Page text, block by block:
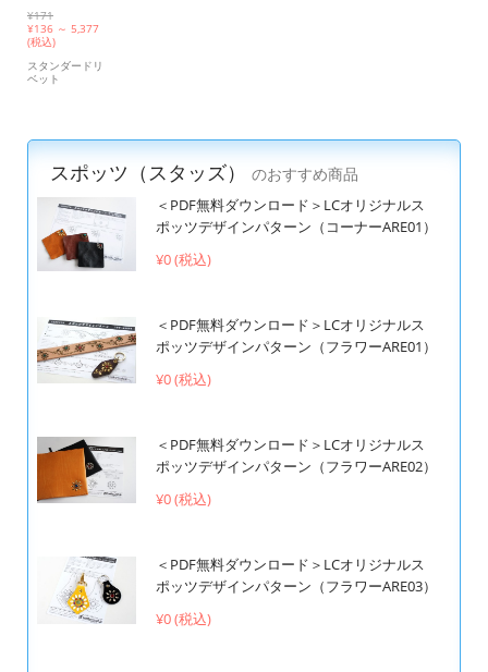
¥171
¥136 ～ 5,377
(税込)
スタンダードリ
ベット
スポッツ（スタッズ）
のおすすめ商品
＜PDF無料ダウンロード＞LCオリジナルス
ポッツデザインパターン（コーナーARE01）
¥0 (税込)
＜PDF無料ダウンロード＞LCオリジナルス
ポッツデザインパターン（フラワーARE01）
¥0 (税込)
＜PDF無料ダウンロード＞LCオリジナルス
ポッツデザインパターン（フラワーARE02）
¥0 (税込)
＜PDF無料ダウンロード＞LCオリジナルス
ポッツデザインパターン（フラワーARE03）
¥0 (税込)